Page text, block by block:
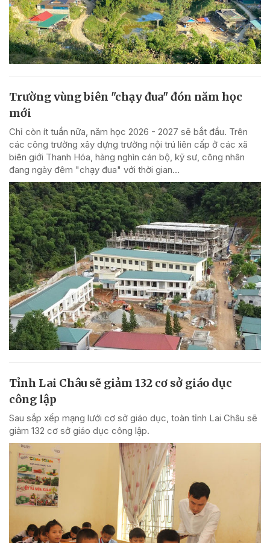
Trường vùng biên "chạy đua" đón năm học
mới
Chỉ còn ít tuần nữa, năm học 2026 - 2027 sẽ bắt đầu. Trên
các công trường xây dựng trường nội trú liên cấp ở các xã
biên giới Thanh Hóa, hàng nghìn cán bộ, kỹ sư, công nhân
đang ngày đêm "chạy đua" với thời gian...
Tỉnh Lai Châu sẽ giảm 132 cơ sở giáo dục
công lập
Sau sắp xếp mạng lưới cơ sở giáo dục, toàn tỉnh Lai Châu sẽ
giảm 132 cơ sở giáo dục công lập.